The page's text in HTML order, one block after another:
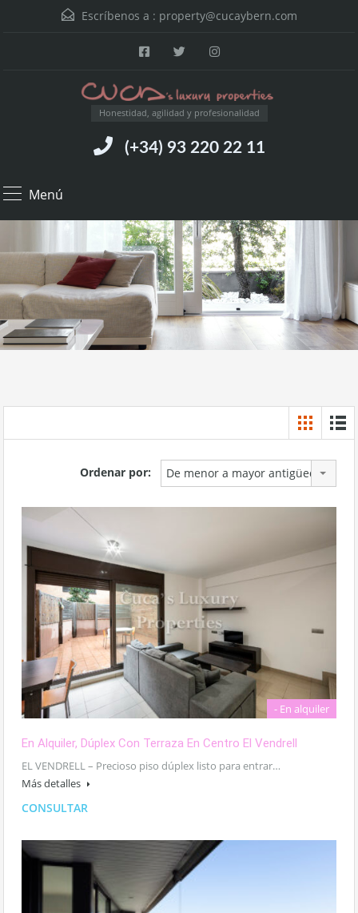
Escríbenos a : property@cucaybern.com
Honestidad, agilidad y profesionalidad
(+34) 93 220 22 11
Menú
Ordenar por: De menor a mayor antigüedad
- En alquiler
En Alquiler, Dúplex Con Terraza En Centro El Vendrell
EL VENDRELL – Precioso piso dúplex listo para entrar…
Más detalles
CONSULTAR